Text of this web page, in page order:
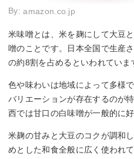
By:amazon.co.jp
米味噌とは、米を麹にして大豆
噌のことです。日本全国で生産
の約8割を占めるといわれていま
色や味わいは地域によって多様
バリエーションが存在するのが
西では甘口の白味噌が一般的に
米麹の甘みと大豆のコクが調和
めとした和食全般に広く使われ